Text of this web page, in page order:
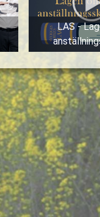
LAS -